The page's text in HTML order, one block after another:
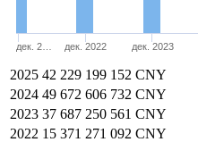
дек. 2… дек. 2022 дек. 2023
2025 42 229 199 152 CNY
2024 49 672 606 732 CNY
2023 37 687 250 561 CNY
2022 15 371 271 092 CNY